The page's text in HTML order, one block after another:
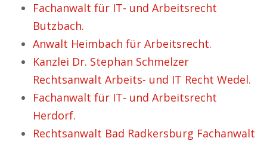
Fachanwalt für IT- und Arbeitsrecht
Butzbach.
Anwalt Heimbach für Arbeitsrecht.
Kanzlei Dr. Stephan Schmelzer
Rechtsanwalt Arbeits- und IT Recht Wedel.
Fachanwalt für IT- und Arbeitsrecht
Herdorf.
Rechtsanwalt Bad Radkersburg Fachanwalt